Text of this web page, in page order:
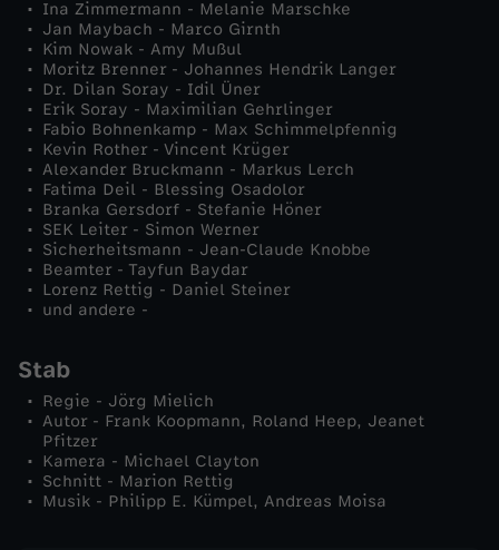
r
e
E
i
n
s
t
z
l
Ina Zimmermann - Melanie Marschke
Jan Maybach - Marco Girnth
Kim Nowak - Amy Mußul
Moritz Brenner - Johannes Hendrik Langer
Dr. Dilan Soray - Idil Üner
Erik Soray - Maximilian Gehrlinger
Fabio Bohnenkamp - Max Schimmelpfennig
Kevin Rother - Vincent Krüger
Alexander Bruckmann - Markus Lerch
Fatima Deil - Blessing Osadolor
Branka Gersdorf - Stefanie Höner
SEK Leiter - Simon Werner
Sicherheitsmann - Jean-Claude Knobbe
Beamter - Tayfun Baydar
Lorenz Rettig - Daniel Steiner
und andere -
Stab
Regie - Jörg Mielich
Autor - Frank Koopmann, Roland Heep, Jeanet
Pfitzer
Kamera - Michael Clayton
Schnitt - Marion Rettig
Musik - Philipp E. Kümpel, Andreas Moisa